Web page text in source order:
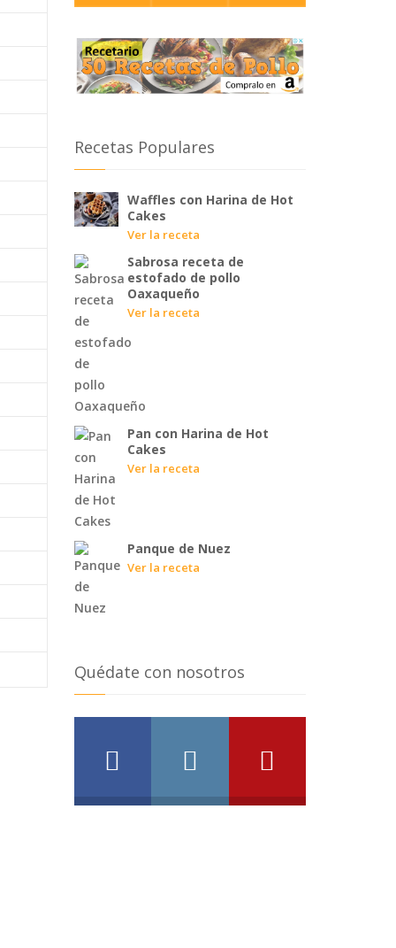
Recetas Populares
Waffles con Harina de Hot
Cakes
Ver la receta
Sabrosa receta de
estofado de pollo
Oaxaqueño
Ver la receta
Pan con Harina de Hot
Cakes
Ver la receta
Panque de Nuez
Ver la receta
Quédate con nosotros